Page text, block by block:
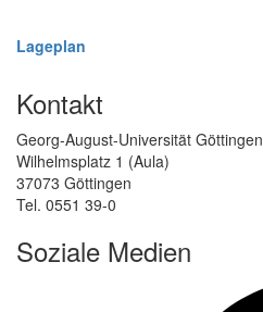
Lageplan
Kontakt
Georg-August-Universität Göttingen
Wilhelmsplatz 1 (Aula)
37073 Göttingen
Tel. 0551 39-0
Soziale Medien